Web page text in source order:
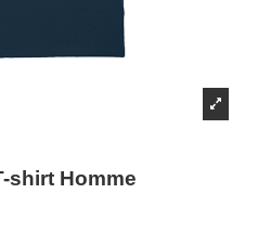
shirt Homme